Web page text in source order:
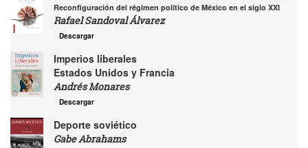
Reconfiguración del régimen político de México en el siglo XXI
Rafael Sandoval Álvarez
Descargar
Imperios liberales
Estados Unidos y Francia
Andrés Monares
Descargar
Deporte soviético
Gabe Abrahams